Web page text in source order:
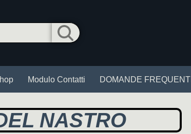
Modulo Contatti DOMANDE FREQUENTI
NASTRO